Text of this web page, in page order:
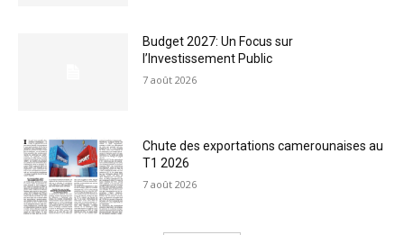
Budget 2027: Un Focus sur
l’Investissement Public
7 août 2026
Chute des exportations camerounaises au
T1 2026
7 août 2026